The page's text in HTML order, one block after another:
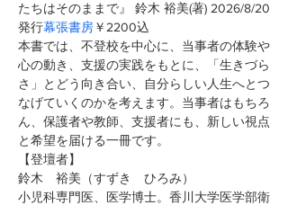
たちはそのままで』 鈴木 裕美(著) 2026/8/20
発行幕張書房￥2200込
本書では、不登校を中心に、当事者の体験や
心の動き、支援の実践をもとに、「生きづら
さ」とどう向き合い、自分らしい人生へとつ
なげていくのかを考えます。当事者はもちろ
ん、保護者や教師、支援者にも、新しい視点
と希望を届ける一冊です。
【登壇者】
鈴木　裕美（すずき　ひろみ）
小児科専門医、医学博士。香川大学医学部衛